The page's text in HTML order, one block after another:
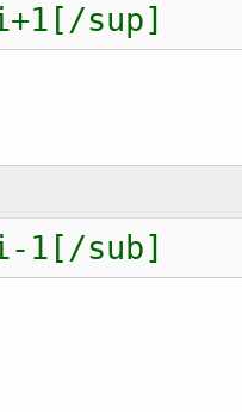
sup]
1[/sub]